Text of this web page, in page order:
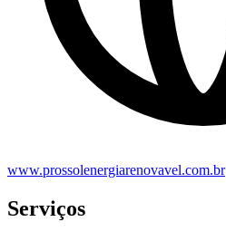
www.prossolenergiarenovavel.com.br
Serviços